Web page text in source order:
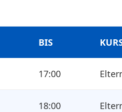
BIS
17:00
18:00